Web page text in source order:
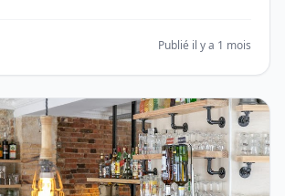
Publié il y a 1 mois